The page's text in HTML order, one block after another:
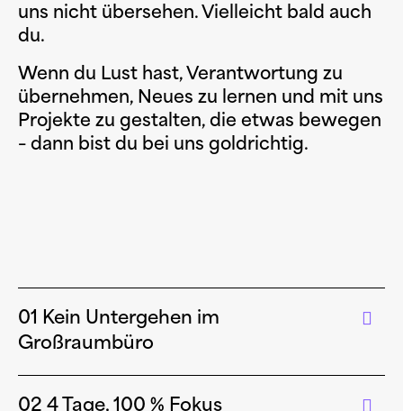
uns nicht übersehen. Vielleicht bald auch
du.
Wenn du Lust hast, Verantwortung zu
übernehmen, Neues zu lernen und mit uns
Projekte zu gestalten, die etwas bewegen
– dann bist du bei uns goldrichtig.
01 Kein Untergehen im
Großraumbüro
02 4 Tage, 100 % Fokus